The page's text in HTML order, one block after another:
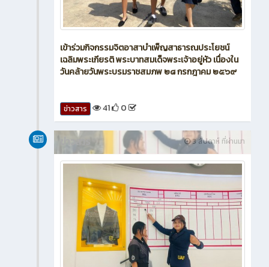
เข้าร่วมกิจกรรมจิตอาสาบำเพ็ญสาธารณประโยชน์
เฉลิมพระเกียรติ พระบาทสมเด็จพระเจ้าอยู่หัว เนื่องใน
วันคล้ายวันพระบรมราชสมภพ ๒๘ กรกฎาคม ๒๕๖๙
ข่าวสาร 41 0
3 สัปดาห์ ที่ผ่านมา
ข่าวสาร